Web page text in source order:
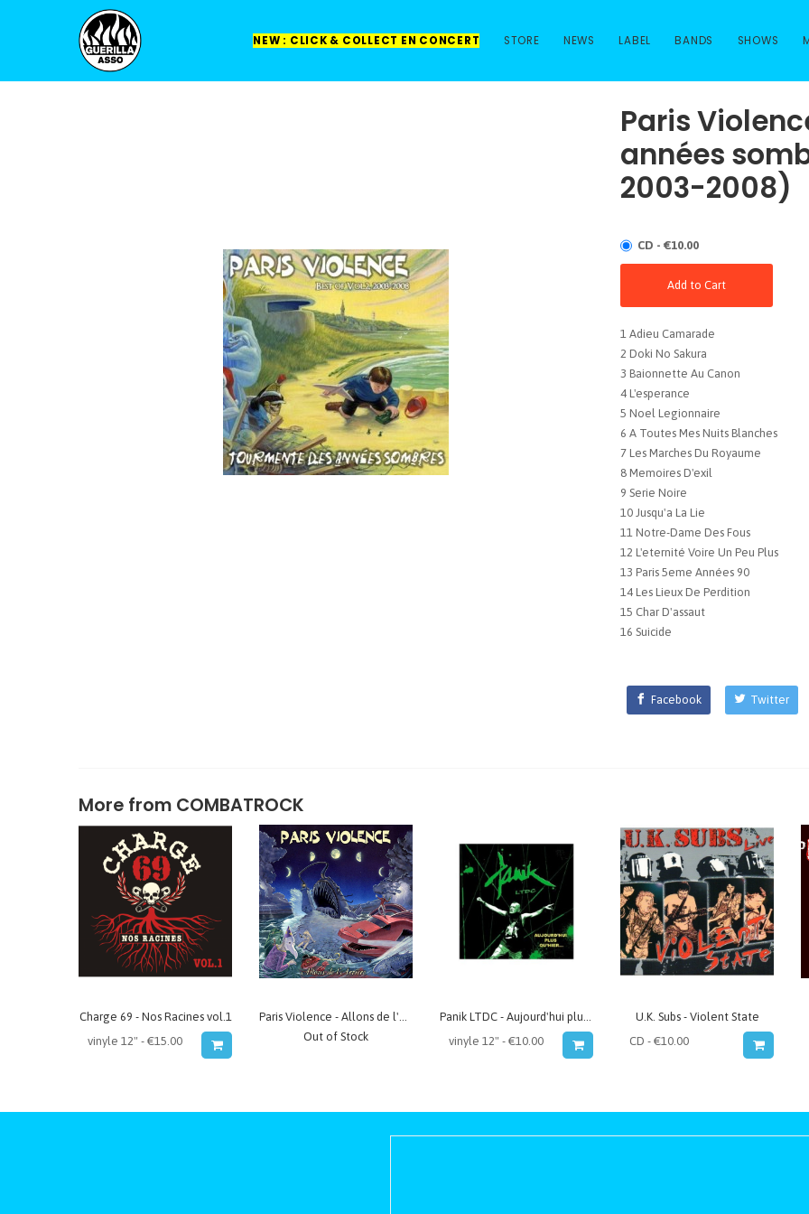
NEW : CLICK & COLLECT EN CONCERT STORE NEWS LABEL BANDS SHOWS
Paris
années
2003-2008)
CD - €10.00
Add to Cart
1 Adieu Camarade
2 Doki No Sakura
3 Baionnette Au Canon
4 L'esperance
5 Noel Legionnaire
6 A Toutes Mes Nuits Blanches
7 Les Marches Du Royaume
8 Memoires D'exil
9 Serie Noire
10 Jusqu'a La Lie
11 Notre-Dame Des Fous
12 L'eternité Voire Un Peu Plus
13 Paris 5eme Années 90
14 Les Lieux De Perdition
15 Char D'assaut
16 Suicide
Facebook Twitter
More from COMBATROCK
Charge 69 - Nos Racines vol.1
Out of Stock
U.K. Subs - Violent State